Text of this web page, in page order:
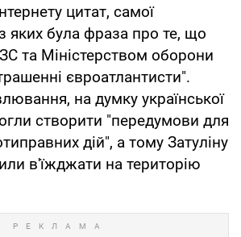
цитат, самої
яких була фраза про те, що
та Міністерством оборони
євроатлантисти".
на думку української
створити "передумови для
дій", а тому Затуліну
в'їжджати на територію